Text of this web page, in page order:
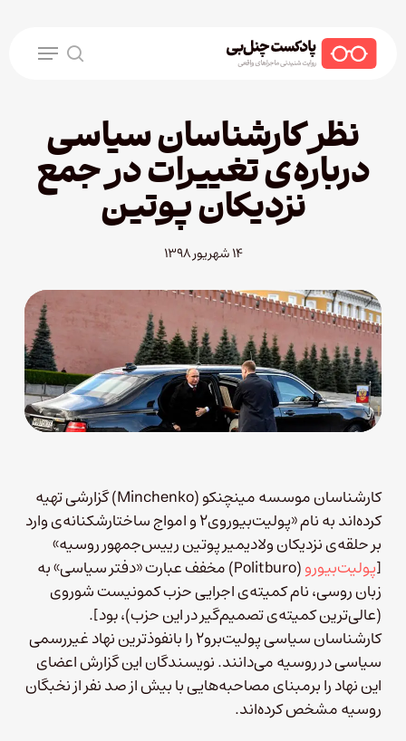
search
Menu
نظر کارشناسان سیاسی
درباره‌ی تغییرات در جمع
نزدیکان پوتین
۱۴ شهریور ۱۳۹۸
کارشناسان موسسه مینچنکو (Minchenko) گزارشی تهیه
کرده‌اند به نام «پولیت‌بیوروی۲ و امواج ساختارشکنانه‌ی وارد
بر حلقه‌ی نزدیکان ولادیمیر پوتین رییس‌جمهور روسیه»
[پولیت‌بیورو
(Politburo) مخفف عبارت «دفتر سیاسی» به
زبان روسی،‌ نام کمیته‌ی اجرایی حزب کمونیست شوروی
(عالی‌ترین کمیته‌ی تصمیم‌گیر در این حزب)، بود].
کارشناسان سیاسی پولیت‌برو۲ را بانفوذترین نهاد غیررسمی
سیاسی در روسیه می‌دانند. نویسندگان این گزارش اعضای
این نهاد را برمبنای مصاحبه‌هایی با بیش از صد نفر از نخبگان
روسیه مشخص کرده‌اند.